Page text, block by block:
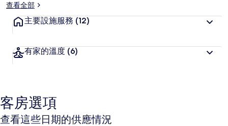
查看全部
主要設施服務 (12)
有家的溫度 (6)
客房選項
查看這些日期的供應情況